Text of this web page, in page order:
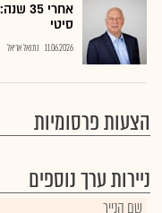
אחרי
סיטי
11.06.2026 נתנאל אריאל
הצעות פרסומיות
ניירות ערך נוספים
שם הנייר